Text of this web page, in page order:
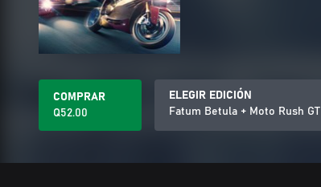
COMPRAR
Q52.00
ELEGIR EDICIÓN
Fatum Betula + Moto Rush GT